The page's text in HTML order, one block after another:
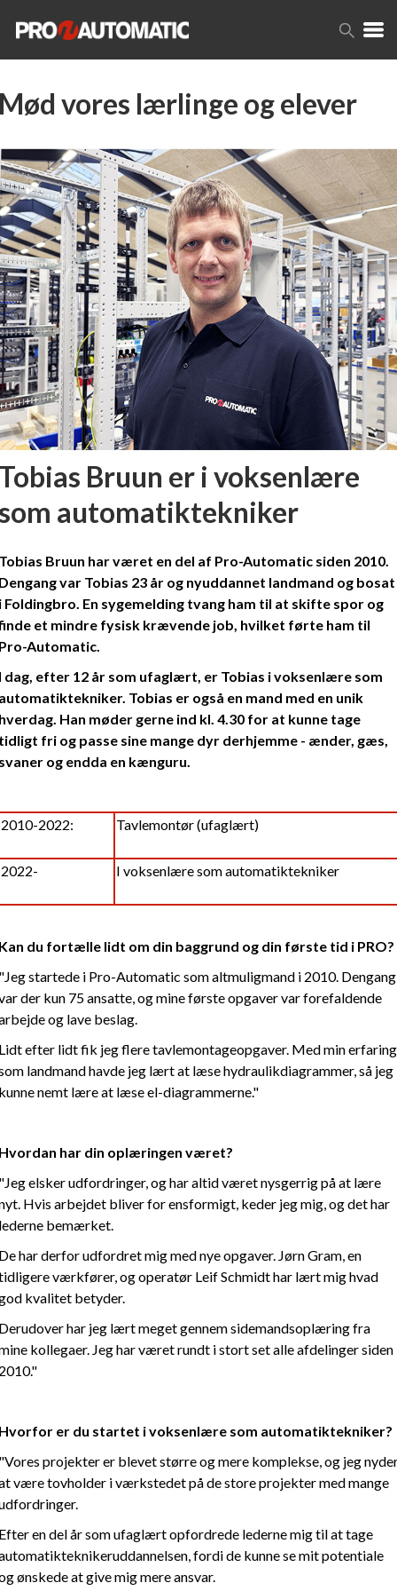
vores lærlinge og elever
Bruun er i voksenlære
automatiktekniker
Bruun har været en del af Pro-Automatic siden 2010.
var Tobias 23 år og nyuddannet landmand og bosat
Foldingbro. En sygemelding tvang ham til at skifte spor og
et mindre fysisk krævende job, hvilket førte ham til
Automatic.
dag, efter 12 år som ufaglært, er Tobias i voksenlære som
Tobias er også en mand med en unik
Han møder gerne ind kl. 4.30 for at kunne tage
fri og passe sine mange dyr derhjemme - ænder, gæs,
og endda en kænguru.
2010-2022: Tavlemontør (ufaglært)
2022- I voksenlære som automatiktekniker
du fortælle lidt om din baggrund og din første tid i PRO?
startede i Pro-Automatic som altmuligmand i 2010. Dengang
der kun 75 ansatte, og mine første opgaver var forefaldende
og lave beslag.
efter lidt fik jeg flere tavlemontageopgaver. Med min erfaring
landmand havde jeg lært at læse hydraulikdiagrammer, så jeg
nemt lære at læse el-diagrammerne."
har din oplæringen været?
elsker udfordringer, og har altid været nysgerrig på at lære
Hvis arbejdet bliver for ensformigt, keder jeg mig, og det har
bemærket.
har derfor udfordret mig med nye opgaver. Jørn Gram, en
værkfører, og operatør Leif Schmidt har lært mig hvad
kvalitet betyder.
har jeg lært meget gennem sidemandsoplæring fra
kollegaer. Jeg har været rundt i stort set alle afdelinger siden
er du startet i voksenlære som automatiktekniker?
projekter er blevet større og mere komplekse, og jeg
være tovholder i værkstedet på de store projekter med mange
en del år som ufaglært opfordrede lederne mig til at tage
fordi de kunne se mit potentiale
ønskede at give mig mere ansvar.